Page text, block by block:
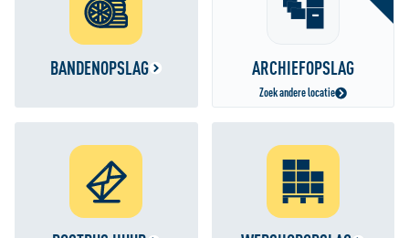
BANDENOPSLAG ARCHIEFOPSLAG
Zoek andere locatie